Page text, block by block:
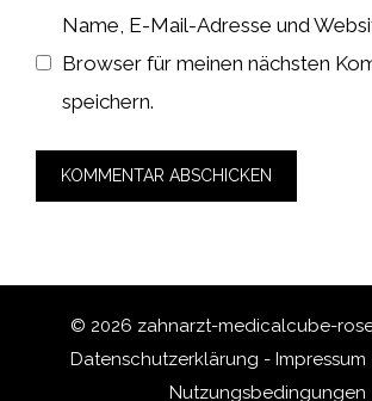
Name, E-Mail-Adresse und
Browser für meinen nächsten
speichern.
© 2026 zahnarzt-medicalcube-
Datenschutzerklärung - Impressum
Nutzungsbedingungen